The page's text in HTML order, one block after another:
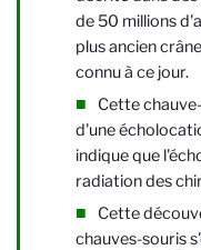
de 50 millions
plus ancien
connu à ce jour.
Cette
d'une
indique que
radiation des
Cette
chauves-souris